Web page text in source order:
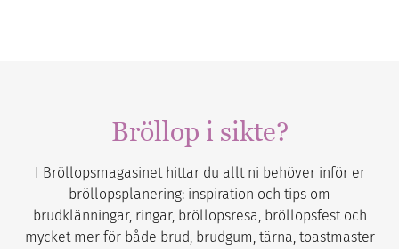
Bröllop i sikte?
I Bröllopsmagasinet hittar du allt ni behöver inför er
bröllopsplanering: inspiration och tips om
brudklänningar, ringar, bröllopsresa, bröllopsfest och
mycket mer för både brud, brudgum, tärna, toastmaster